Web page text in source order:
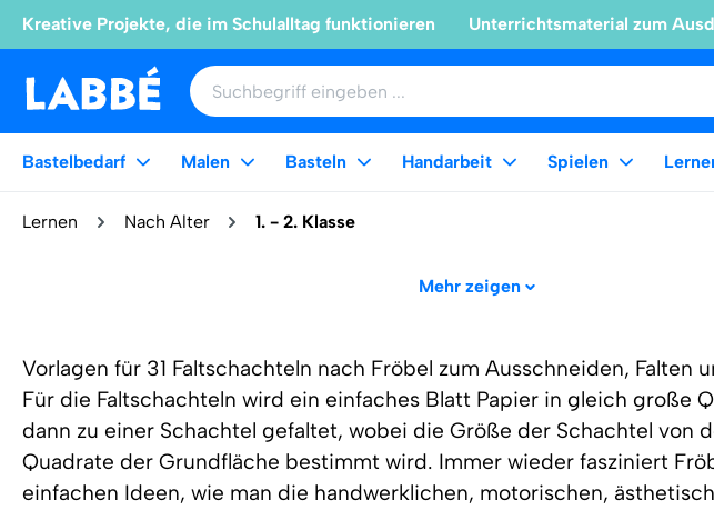
Kreative Projekte, die im Schulalltag funktionieren Unterrichtsmaterial zum
Bastelbedarf Malen Basteln Handarbeit Spielen
Lernen Nach Alter 1. - 2. Klasse
Mehr zeigen
Vorlagen für 31 Faltschachteln nach Fröbel zum Ausschneiden, Falten
Für die Faltschachteln wird ein einfaches Blatt Papier in gleich große
dann zu einer Schachtel gefaltet, wobei die Größe der Schachtel von
Quadrate der Grundfläche bestimmt wird. Immer wieder fasziniert
einfachen Ideen, wie man die handwerklichen, motorischen,